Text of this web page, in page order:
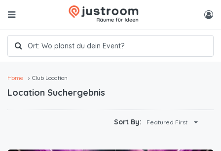
Home Club Location
Location Suchergebnis
Sort By: Featured First